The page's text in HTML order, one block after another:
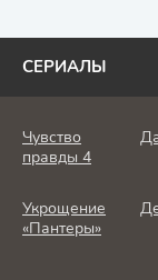
СЕРИАЛЫ
Чувство
правды 4
Укрощение
«Пантеры»